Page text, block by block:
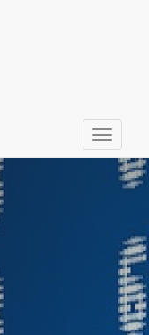
Toggle